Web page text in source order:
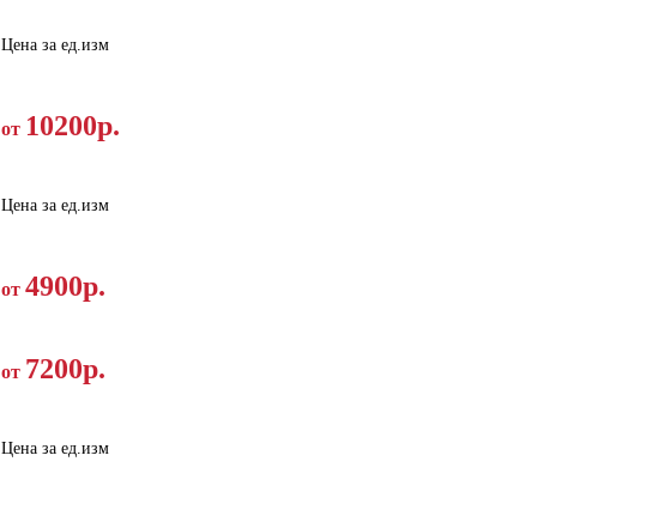
Цена за ед.изм
от 10200р.
Цена за ед.изм
от 4900р.
от 7200р.
Цена за ед.изм